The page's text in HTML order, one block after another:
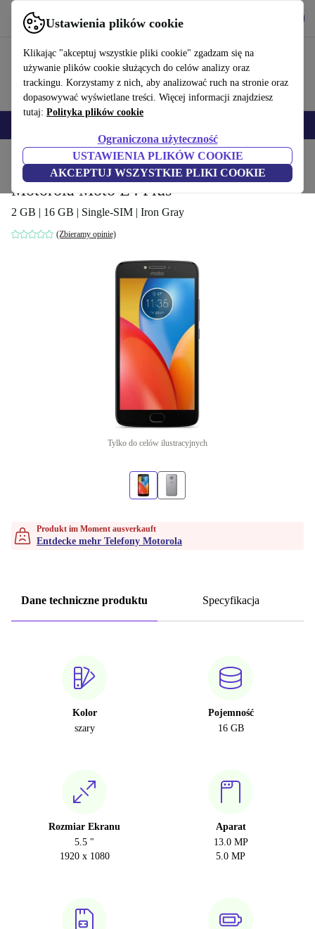
Ustawienia plików cookie
Klikając "akceptuj wszystkie pliki cookie" zgadzam się na
używanie plików cookie służących do celów analizy oraz
trackingu. Korzystamy z nich, aby analizować ruch na stronie oraz
dopasowywać wyświetlane treści. Więcej informacji znajdziesz
tutaj: Polityka plików cookie
Ograniczona użyteczność
USTAWIENIA PLIKÓW COOKIE
AKCEPTUJ WSZYSTKIE PLIKI COOKIE
Korzystaj z refurbed szybko i łatwo
Produkty Telefony i smartfony Telefony Motorola
Motorola Moto E4 Plus
2 GB | 16 GB | Single-SIM | Iron Gray
(Zbieramy opinie)
Tylko do celów ilustracyjnych
Produkt im Moment ausverkauft
Entdecke mehr Telefony Motorola
Dane techniczne produktu Specyfikacja
Kolor
szary
Pojemność
16 GB
Rozmiar Ekranu
5.5 "
1920 x 1080
Aparat
13.0 MP
5.0 MP